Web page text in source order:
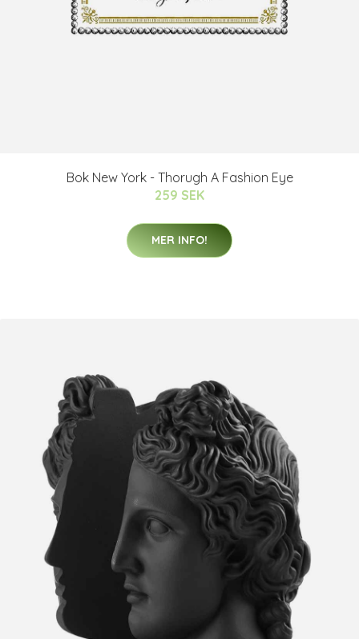
Bok New York - Thorugh A Fashion Eye
259 SEK
MER INFO!